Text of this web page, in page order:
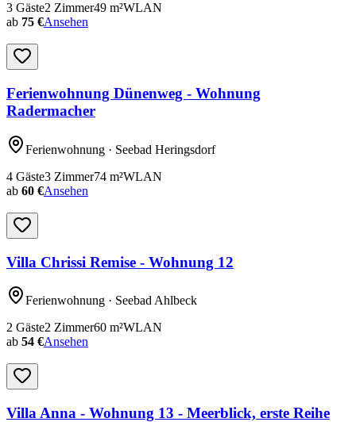
3 Gäste2 Zimmer49 m²WLAN
ab 75 €Ansehen
Ferienwohnung Dünenweg - Wohnung
Radermacher
Ferienwohnung · Seebad Heringsdorf
4 Gäste3 Zimmer74 m²WLAN
ab 60 €Ansehen
Villa Chrissi Remise - Wohnung 12
Ferienwohnung · Seebad Ahlbeck
2 Gäste2 Zimmer60 m²WLAN
ab 54 €Ansehen
Villa Anna - Wohnung 13 - Meerblick, erste Reihe